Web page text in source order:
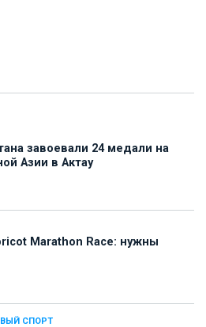
завоевали 24 медали на
Азии в Актау
Marathon Race: нужны
СПОРТ